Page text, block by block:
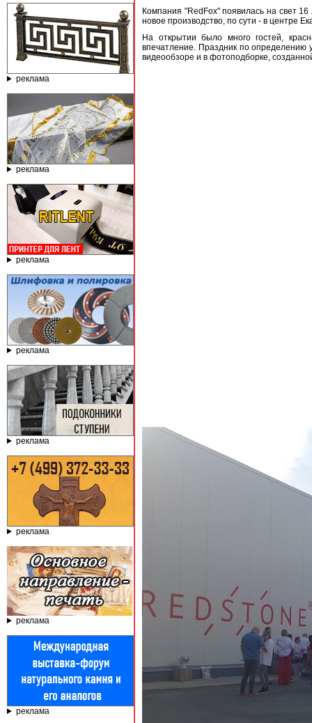
реклама
реклама
реклама
реклама
реклама
реклама
реклама
реклама
Компания "RedFox" появилась на свет
новое производство, по сути - в центре
На открытии было много гостей,
впечатление. Праздник по
видеообзоре и в фотоподборке,